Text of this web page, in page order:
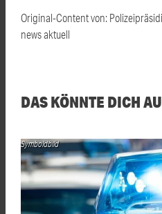
Original-Content von:
news aktuell
DAS KÖNNTE DICH
Symboldbild